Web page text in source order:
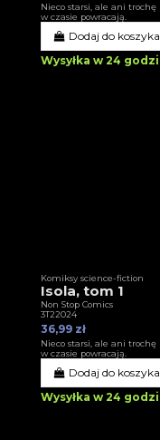
Nieco starsi, ale ani
w czasie powracają.
Dodaj do koszyka
Wysyłka w 24
Komiksy science-fiction
Isola, tom 1
Non Stop Comics
3T22024
36,99 zł
Nieco starsi, ale ani
w czasie powracają.
Dodaj do koszyka
Wysyłka w 24